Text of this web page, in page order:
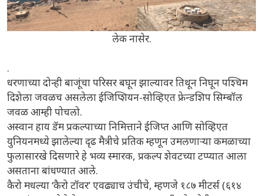
लेक नासेर.
.
धरणाच्या दोन्ही बाजूंचा परिसर बघून झाल्यावर तिथून निघून पश्चिम
दिशेला जवळच असलेला ईजिप्शियन-सोव्हिएत फ्रेन्डशिप सिम्बॉल
जवळ आम्ही पोचलो.
अस्वान हाय डॅम प्रकल्पाच्या निमित्ताने ईजिप्त आणि सोव्हिएत
युनियनमध्ये झालेल्या दृढ मैत्रीचे प्रतिक म्हणून उमलणाऱ्या कमळाच्या
फुलासारखे दिसणारे हे भव्य स्मारक, प्रकल्प शेवटच्या टप्प्यात आला
असताना बांधण्यात आले.
कैरो मधल्या ‘कैरो टॉवर’ एवढ्याच उंचीचे, म्हणजे १८७ मीटर्स (६१४